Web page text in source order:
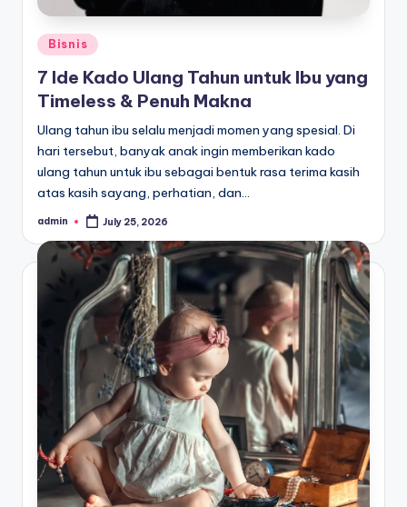
Posted
Bisnis
7 Ide Kado Ulang Tahun untuk Ibu yang
Timeless & Penuh Makna
Ulang tahun ibu selalu menjadi momen yang spesial. Di
hari tersebut, banyak anak ingin memberikan kado
ulang tahun untuk ibu sebagai bentuk rasa terima kasih
atas kasih sayang, perhatian, dan…
Posted
admin July 25, 2026